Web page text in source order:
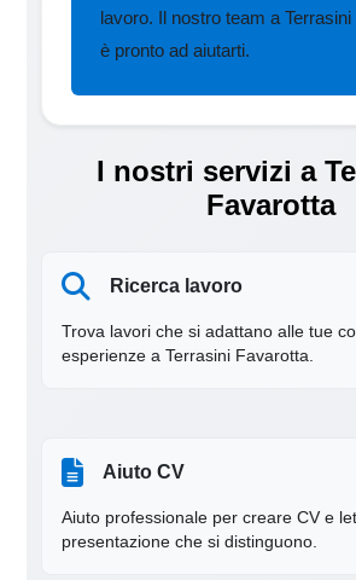
lavoro. Il nostro team a
è pronto ad aiutarti.
I nostri servizi a
Favarotta
Ricerca lavoro
Trova lavori che si adattano alle tue
esperienze a Terrasini Favarotta.
Aiuto CV
Aiuto professionale per creare CV e
presentazione che si distinguono.